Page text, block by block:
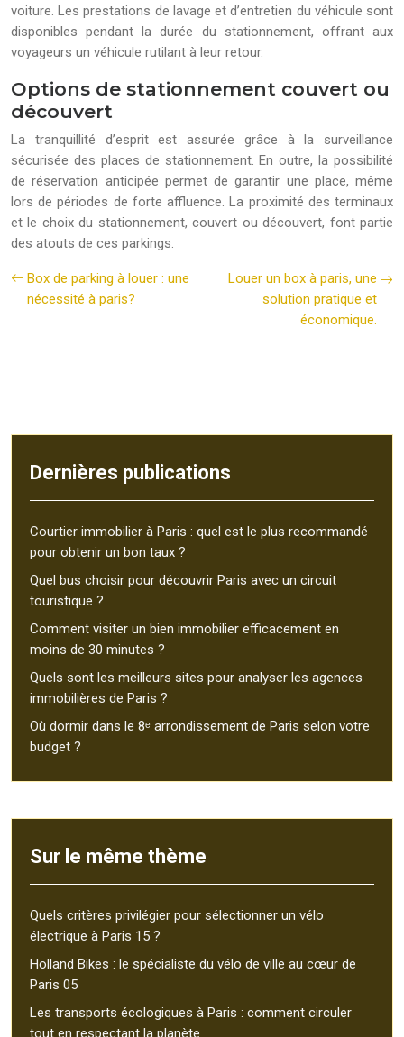
voiture. Les prestations de lavage et d’entretien du véhicule sont
disponibles pendant la durée du stationnement, offrant aux
voyageurs un véhicule rutilant à leur retour.
Options de stationnement couvert ou
découvert
La tranquillité d’esprit est assurée grâce à la surveillance
sécurisée des places de stationnement. En outre, la possibilité
de réservation anticipée permet de garantir une place, même
lors de périodes de forte affluence. La proximité des terminaux
et le choix du stationnement, couvert ou découvert, font partie
des atouts de ces parkings.
Box de parking à louer : une
nécessité à paris?
Louer un box à paris, une
solution pratique et
économique.
Dernières publications
Courtier immobilier à Paris : quel est le plus recommandé
pour obtenir un bon taux ?
Quel bus choisir pour découvrir Paris avec un circuit
touristique ?
Comment visiter un bien immobilier efficacement en
moins de 30 minutes ?
Quels sont les meilleurs sites pour analyser les agences
immobilières de Paris ?
Où dormir dans le 8ᵉ arrondissement de Paris selon votre
budget ?
Sur le même thème
Quels critères privilégier pour sélectionner un vélo
électrique à Paris 15 ?
Holland Bikes : le spécialiste du vélo de ville au cœur de
Paris 05
Les transports écologiques à Paris : comment circuler
tout en respectant la planète